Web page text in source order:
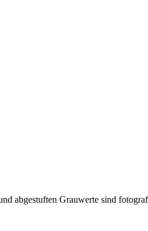
abgestuften Grauwerte sind